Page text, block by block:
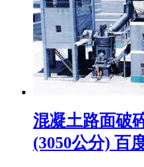
混凝土路面破
(3050公分) 百